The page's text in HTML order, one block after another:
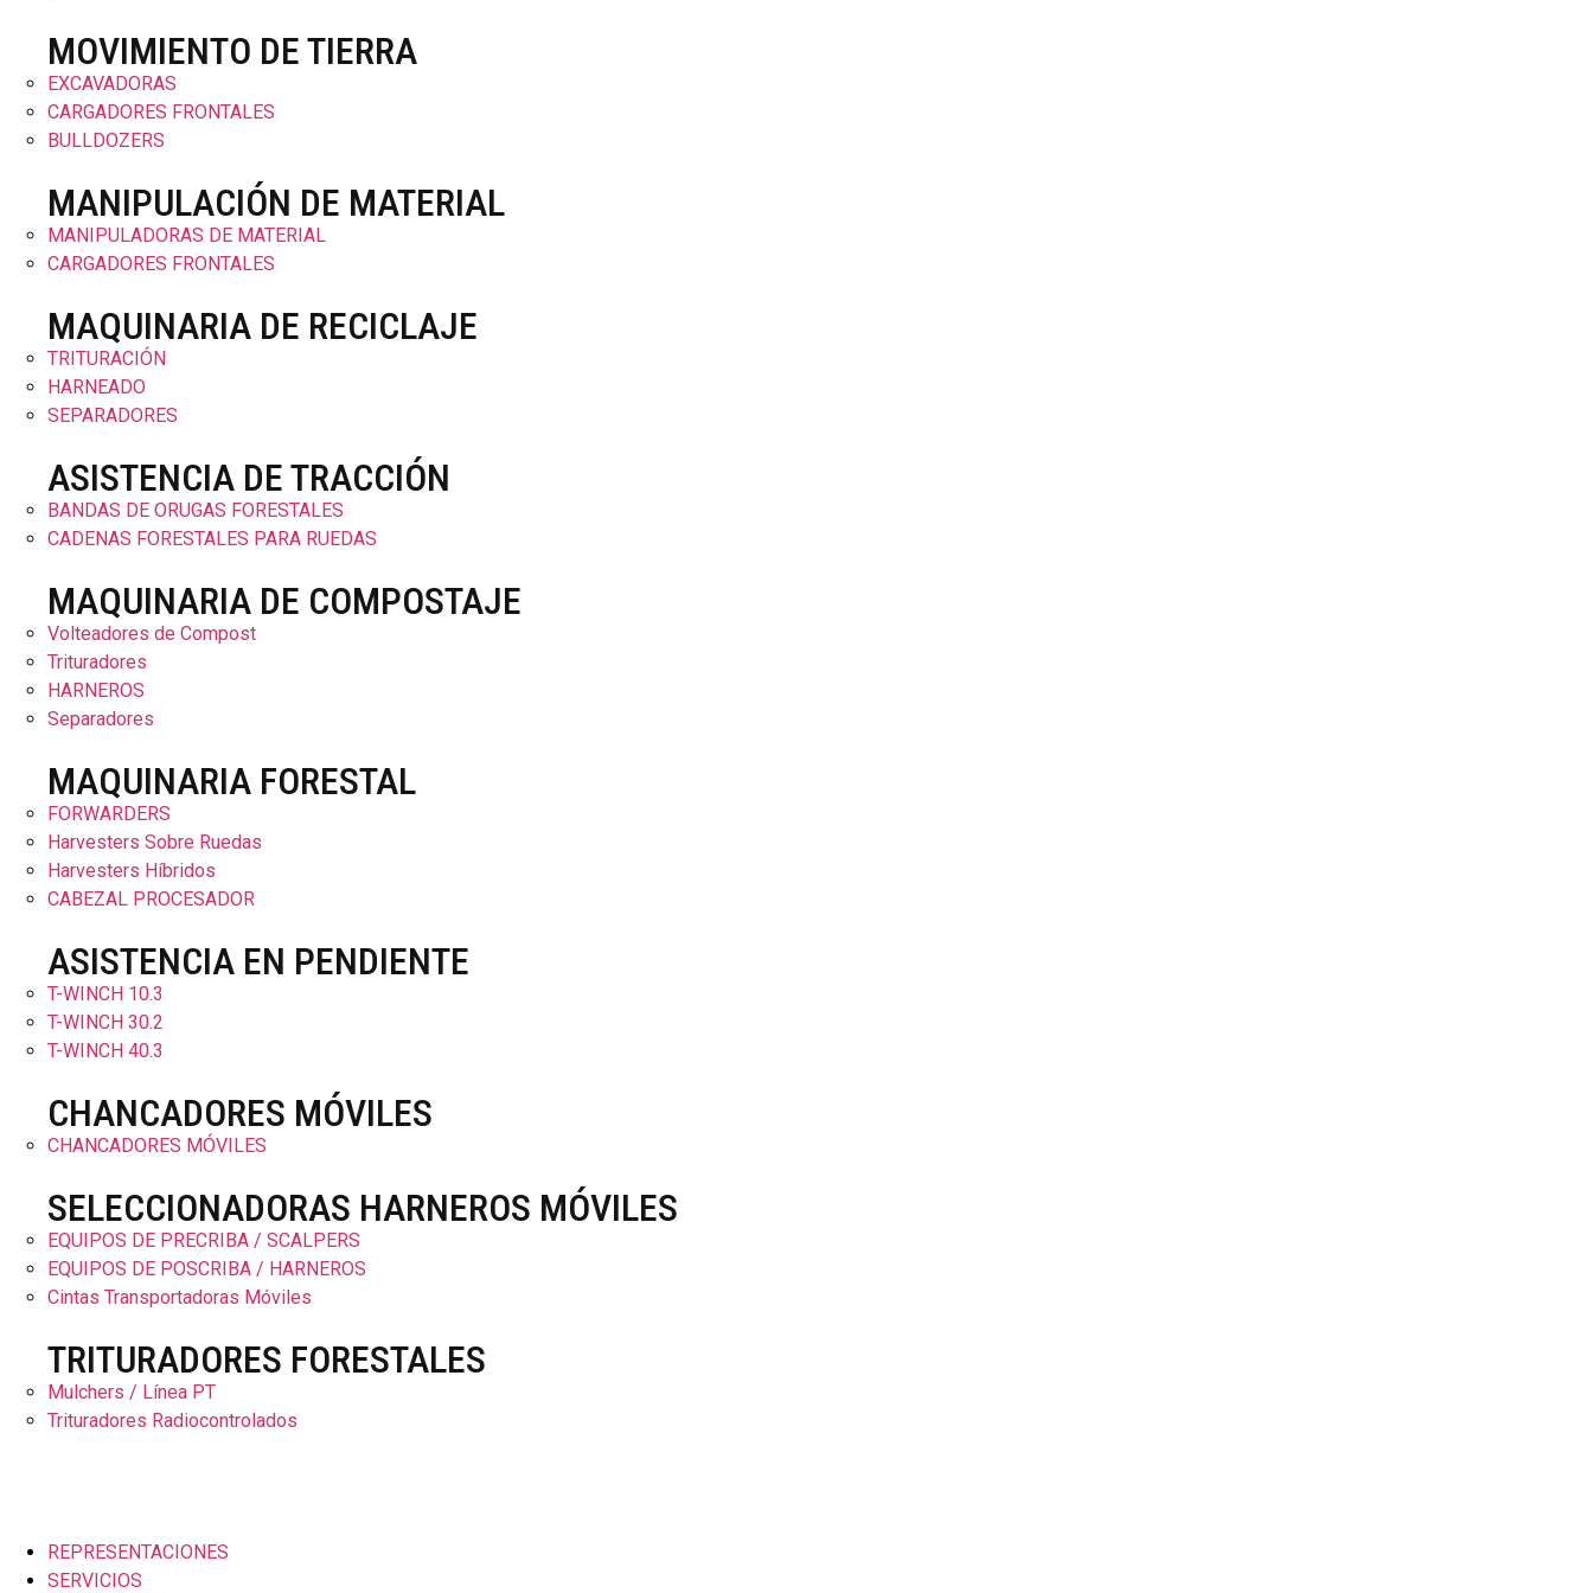
MOVIMIENTO DE TIERRA
EXCAVADORAS
CARGADORES FRONTALES
BULLDOZERS
MANIPULACIÓN DE MATERIAL
MANIPULADORAS DE MATERIAL
CARGADORES FRONTALES
MAQUINARIA DE RECICLAJE
TRITURACIÓN
HARNEADO
SEPARADORES
ASISTENCIA DE TRACCIÓN
BANDAS DE ORUGAS FORESTALES
CADENAS FORESTALES PARA RUEDAS
MAQUINARIA DE COMPOSTAJE
Volteadores de Compost
Trituradores
HARNEROS
Separadores
MAQUINARIA FORESTAL
FORWARDERS
Harvesters Sobre Ruedas
Harvesters Híbridos
CABEZAL PROCESADOR
ASISTENCIA EN PENDIENTE
T-WINCH 10.3
T-WINCH 30.2
T-WINCH 40.3
CHANCADORES MÓVILES
CHANCADORES MÓVILES
SELECCIONADORAS HARNEROS MÓVILES
EQUIPOS DE PRECRIBA / SCALPERS
EQUIPOS DE POSCRIBA / HARNEROS
Cintas Transportadoras Móviles
TRITURADORES FORESTALES
Mulchers / Línea PT
Trituradores Radiocontrolados
REPRESENTACIONES
SERVICIOS